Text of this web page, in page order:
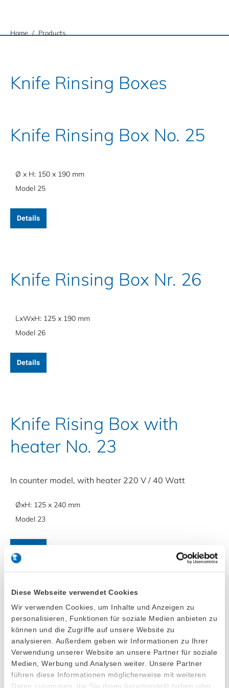
Diese Webseite verwendet Cookies
Wir verwenden Cookies, um Inhalte und Anzeigen zu
personalisieren, Funktionen für soziale Medien anbieten zu
können und die Zugriffe auf unsere Website zu
analysieren. Außerdem geben wir Informationen zu Ihrer
Verwendung unserer Website an unsere Partner für soziale
Medien, Werbung und Analysen weiter. Unsere Partner
führen diese Informationen möglicherweise mit weiteren
Daten zusammen, die Sie ihnen bereitgestellt haben oder
You are here:
Home Products
Knife Rinsing Boxes
Knife Rinsing Box No. 25
Ø x H: 150 x 190 mm
Model 25
Details
Knife Rinsing Box Nr. 26
LxWxH: 125 x 190 mm
Model 26
Details
Knife Rising Box with
heater No. 23
In counter model, with heater 220 V / 40 Watt
ØxH: 125 x 240 mm
Model 23
Knife Rinsing Box No. 27
LxWxH: 120 x 130 x 190 mm
Model 27